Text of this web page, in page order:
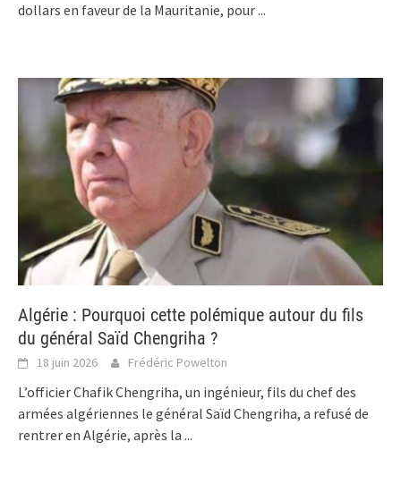
dollars en faveur de la Mauritanie, pour...
Algérie : Pourquoi cette polémique autour du fils
du général Saïd Chengriha ?
18 juin 2026 Frédéric Powelton
L’officier Chafik Chengriha, un ingénieur, fils du chef des
armées algériennes le général Saïd Chengriha, a refusé de
rentrer en Algérie, après la ...